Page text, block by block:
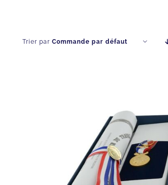
Trier par Commande par défaut